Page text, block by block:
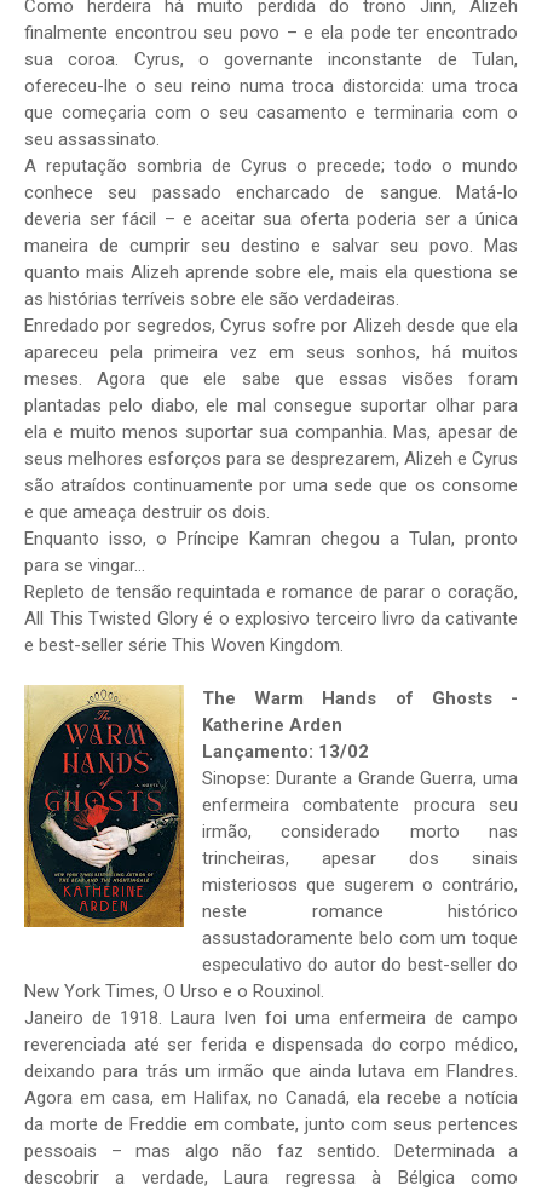
Como herdeira há muito perdida do trono Jinn, Alizeh
finalmente encontrou seu povo – e ela pode ter encontrado
sua coroa. Cyrus, o governante inconstante de Tulan,
ofereceu-lhe o seu reino numa troca distorcida: uma troca
que começaria com o seu casamento e terminaria com o
seu assassinato.
A reputação sombria de Cyrus o precede; todo o mundo
conhece seu passado encharcado de sangue. Matá-lo
deveria ser fácil – e aceitar sua oferta poderia ser a única
maneira de cumprir seu destino e salvar seu povo. Mas
quanto mais Alizeh aprende sobre ele, mais ela questiona se
as histórias terríveis sobre ele são verdadeiras.
Enredado por segredos, Cyrus sofre por Alizeh desde que ela
apareceu pela primeira vez em seus sonhos, há muitos
meses. Agora que ele sabe que essas visões foram
plantadas pelo diabo, ele mal consegue suportar olhar para
ela e muito menos suportar sua companhia. Mas, apesar de
seus melhores esforços para se desprezarem, Alizeh e Cyrus
são atraídos continuamente por uma sede que os consome
e que ameaça destruir os dois.
Enquanto isso, o Príncipe Kamran chegou a Tulan, pronto
para se vingar…
Repleto de tensão requintada e romance de parar o coração,
All This Twisted Glory é o explosivo terceiro livro da cativante
e best-seller série This Woven Kingdom.
The Warm Hands of Ghosts -
Katherine Arden
Lançamento: 13/02
Sinopse: Durante a Grande Guerra, uma
enfermeira combatente procura seu
irmão, considerado morto nas
trincheiras, apesar dos sinais
misteriosos que sugerem o contrário,
neste romance histórico
assustadoramente belo com um toque
especulativo do autor do best-seller do
New York Times, O Urso e o Rouxinol.
Janeiro de 1918. Laura Iven foi uma enfermeira de campo
reverenciada até ser ferida e dispensada do corpo médico,
deixando para trás um irmão que ainda lutava em Flandres.
Agora em casa, em Halifax, no Canadá, ela recebe a notícia
da morte de Freddie em combate, junto com seus pertences
pessoais – mas algo não faz sentido. Determinada a
descobrir a verdade, Laura regressa à Bélgica como